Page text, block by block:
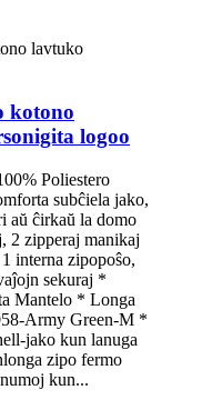
kotono
logoo
Poliestero
subĉiela jako,
aŭ ĉirkaŭ la domo
2 zipperaj manikaj
interna zipopoŝo,
sekuraj *
Mantelo * Longa
Army Green-M *
jako kun lanuga
zipo fermo
kun...